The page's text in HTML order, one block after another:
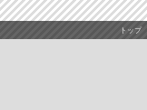
トップ